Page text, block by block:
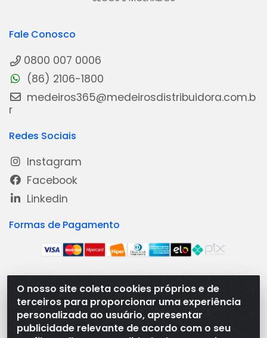
O nosso site coleta cookies próprios e de
terceiros para proporcionar uma experiência
personalizada ao usuário, apresentar
publicidade relevante de acordo com o seu
Fale Conosco
0800 007 0006
(86) 2106-1800
medeiros365@medeirosdistribuidora.com.b
r
Redes Sociais
Instagram
Facebook
Linkedin
Formas de Pagamento
Medeiros Distribuidora - Rua Dias Carneiro, 1977 -
Ramal, Bacabal/MA - CEP 65.700-000 - CNPJ
08.474.030/0001-41